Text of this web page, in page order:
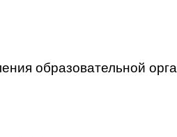
образовательной